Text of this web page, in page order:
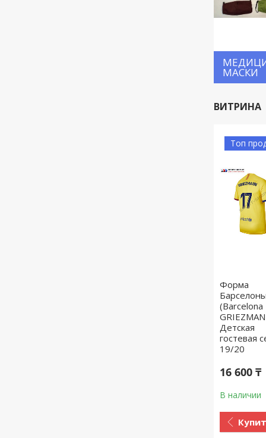
МАСКИ
ВИТРИНА
Топ
Форма
(Barcelona
Детская
гостевая
19/20
16 600 ₸
В наличии